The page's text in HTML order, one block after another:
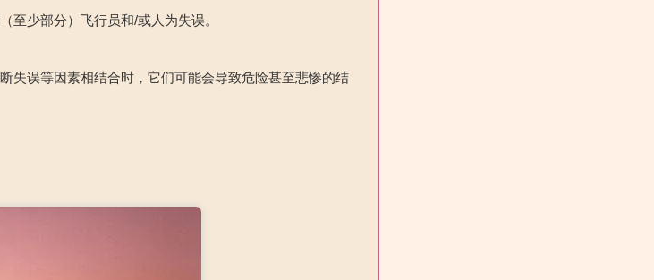
少部分）飞行员和/或人为失误。
失误等因素相结合时，它们可能会导致危险甚至悲惨的结